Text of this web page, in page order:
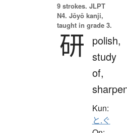
9 strokes. JLPT
N4. Jōyō kanji,
taught in grade 3.
研
polish,
study
of,
Kun:
と.ぐ